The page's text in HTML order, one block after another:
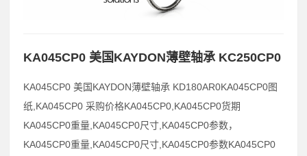
KA045CP0 美国KAYDON薄壁轴承 KC250CP0
KA045CP0 美国KAYDON薄壁轴承 KD180AR0KA045CP0图
纸,KA045CP0 采购价格KA045CP0,KA045CP0货期
KA045CP0重量,KA045CP0尺寸,KA045CP0参数，
KA045CP0重量,KA045CP0尺寸,KA045CP0参数KA045CP0